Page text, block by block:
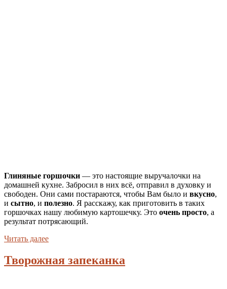
Глиняные горшочки — это настоящие выручалочки на
домашней кухне. Забросил в них всё, отправил в духовку и
свободен. Они сами постараются, чтобы Вам было и вкусно,
и сытно, и полезно. Я расскажу, как приготовить в таких
горшочках нашу любимую картошечку. Это очень просто, а
результат потрясающий.
Читать далее
Творожная запеканка